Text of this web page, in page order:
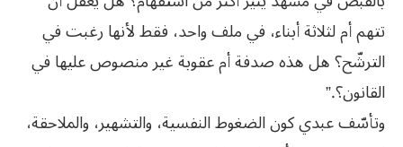
تتهم أم لثلاثة أبناء، في ملف واحد، فقط لأنها رغبت في
الترشّح؟ هل هذه صدفة أم عقوبة غير منصوص عليها في
القانون؟.”
وتأسّف عبدي كون الضغوط النفسية، والتشهير، والملاحقة،